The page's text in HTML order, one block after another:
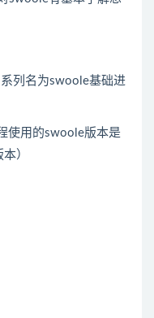
列名为swoole基础进
使用的swoole版本是
）